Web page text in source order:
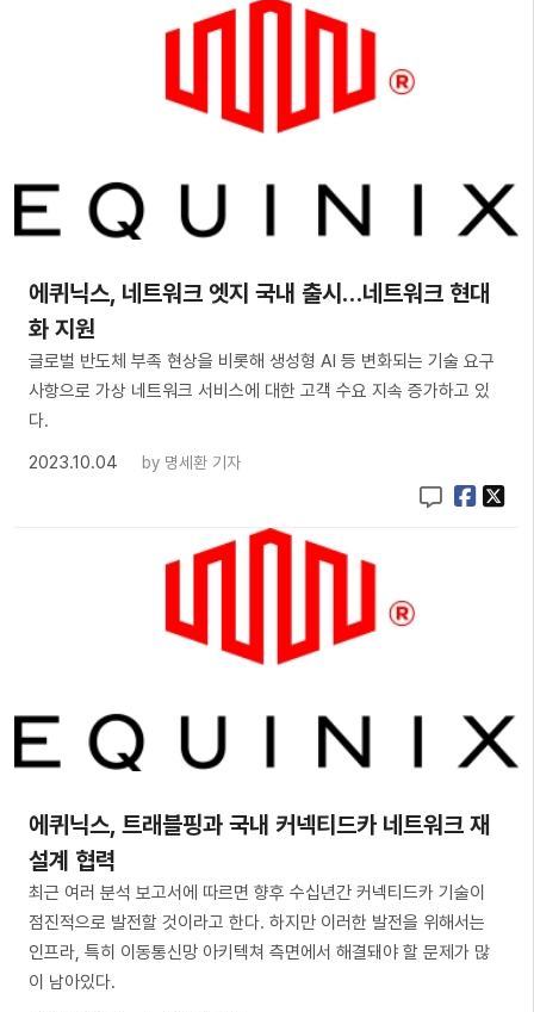
​에퀴닉스, 네트워크 엣지 국내 출시…네트워크 현대
화 지원
글로벌 반도체 부족 현상을 비롯해 생성형 AI 등 변화되는 기술 요구
사항으로 가상 네트워크 서비스에 대한 고객 수요 지속 증가하고 있
다.
2023.10.04
by 명세환 기자
에퀴닉스, 트래블핑과 국내 커넥티드카 네트워크 재
설계 협력
최근 여러 분석 보고서에 따르면 향후 수십년간 커넥티드카 기술이
점진적으로 발전할 것이라고 한다. 하지만 이러한 발전을 위해서는
인프라, 특히 이동통신망 아키텍쳐 측면에서 해결돼야 할 문제가 많
이 남아있다.